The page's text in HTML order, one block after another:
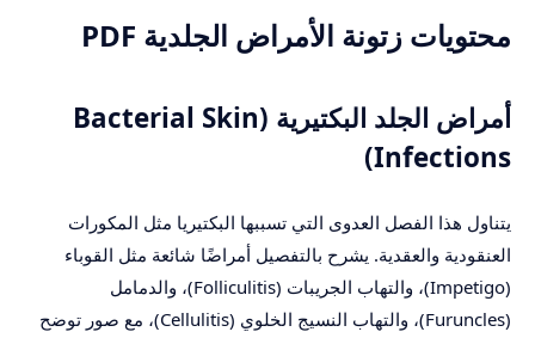
محتويات زتونة الأمراض الجلدية PDF
أمراض الجلد البكتيرية (Bacterial Skin
Infections)
يتناول هذا الفصل العدوى التي تسببها البكتيريا مثل المكورات
العنقودية والعقدية. يشرح بالتفصيل أمراضًا شائعة مثل القوباء
(Impetigo)، والتهاب الجريبات (Folliculitis)، والدمامل
(Furuncles)، والتهاب النسيج الخلوي (Cellulitis)، مع صور توضح